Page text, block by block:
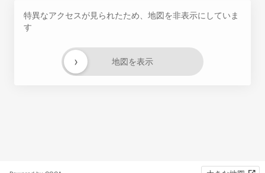
特異なアクセスが見られたため、地図を非表示にしていま
す
地図を表示
›